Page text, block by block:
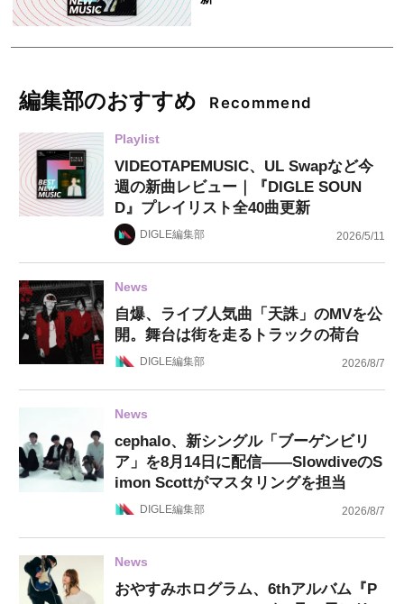
編集部のおすすめ Recommend
Playlist
VIDEOTAPEMUSIC、UL Swapなど今
週の新曲レビュー｜『DIGLE SOUN
D』プレイリスト全40曲更新
DIGLE編集部 2026/5/11
News
自爆、ライブ人気曲「天誅」のMVを公
開。舞台は街を走るトラックの荷台
DIGLE編集部 2026/8/7
News
cephalo、新シングル「ブーゲンビリ
ア」を8月14日に配信——SlowdiveのS
imon Scottがマスタリングを担当
DIGLE編集部 2026/8/7
News
おやすみホログラム、6thアルバム『P